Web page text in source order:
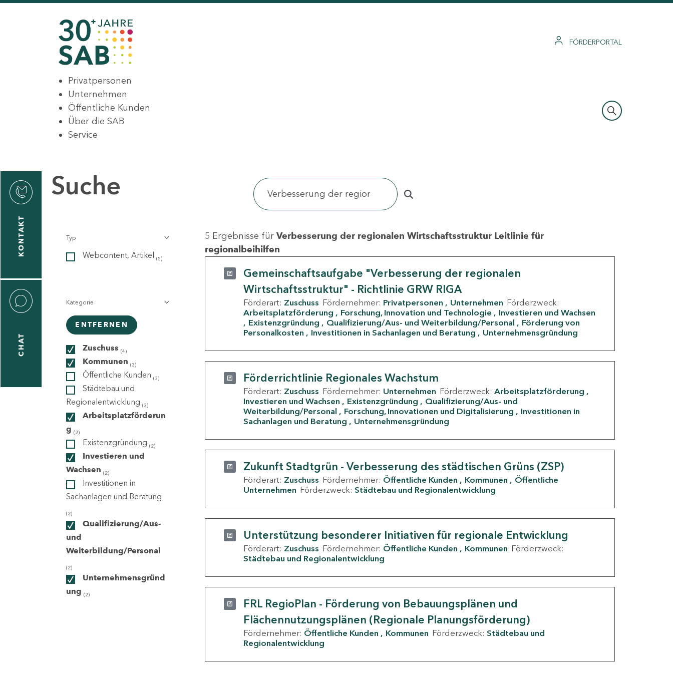
FÖRDERPORTAL
Privatpersonen
Unternehmen
Öffentliche Kunden
Über die SAB
Service
KONTAKT
CHAT
Suche
Typ
Webcontent, Artikel (5)
Kategorie
ENTFERNEN
Zuschuss (4)
Kommunen (3)
Öffentliche Kunden (3)
Städtebau und
Regionalentwicklung (3)
Arbeitsplatzförderun
g (2)
Existenzgründung (2)
Investieren und
Wachsen (2)
Investitionen in
Sachanlagen und Beratung
(2)
Qualifizierung/Aus-
und
Weiterbildung/Personal
(2)
Unternehmensgründ
ung (2)
5 Ergebnisse für Verbesserung der regionalen Wirtschaftsstruktur Leitlinie für
regionalbeihilfen
Gemeinschaftsaufgabe "Verbesserung der regionalen
Wirtschaftsstruktur" - Richtlinie GRW RIGA
Förderart: Zuschuss Fördernehmer: Privatpersonen Unternehmen Förderzweck:
Arbeitsplatzförderung
Forschung, Innovation und Technologie
Investieren und Wachsen
Existenzgründung
Qualifizierung/Aus- und Weiterbildung/Personal
Förderung von
Personalkosten
Investitionen in Sachanlagen und Beratung Unternehmensgründung
Förderrichtlinie Regionales Wachstum
Förderart: Zuschuss Fördernehmer: Unternehmen Förderzweck: Arbeitsplatzförderung
Investieren und Wachsen
Existenzgründung
Qualifizierung/Aus- und
Weiterbildung/Personal
Forschung, Innovationen und Digitalisierung
Investitionen in
Sachanlagen und Beratung
Unternehmensgründung
Zukunft Stadtgrün - Verbesserung des städtischen Grüns (ZSP)
Förderart: Zuschuss Fördernehmer: Öffentliche Kunden Kommunen
Öffentliche
Unternehmen Förderzweck: Städtebau und Regionalentwicklung
Unterstützung besonderer Initiativen für regionale Entwicklung
Förderart: Zuschuss Fördernehmer: Öffentliche Kunden Kommunen Förderzweck:
Städtebau und Regionalentwicklung
FRL RegioPlan - Förderung von Bebauungsplänen und
Flächennutzungsplänen (Regionale Planungsförderung)
Fördernehmer: Öffentliche Kunden Kommunen Förderzweck: Städtebau und
Regionalentwicklung